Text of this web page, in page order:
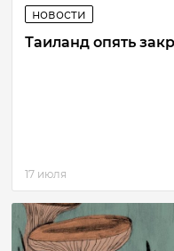
новости
Таиланд опять
17 июля